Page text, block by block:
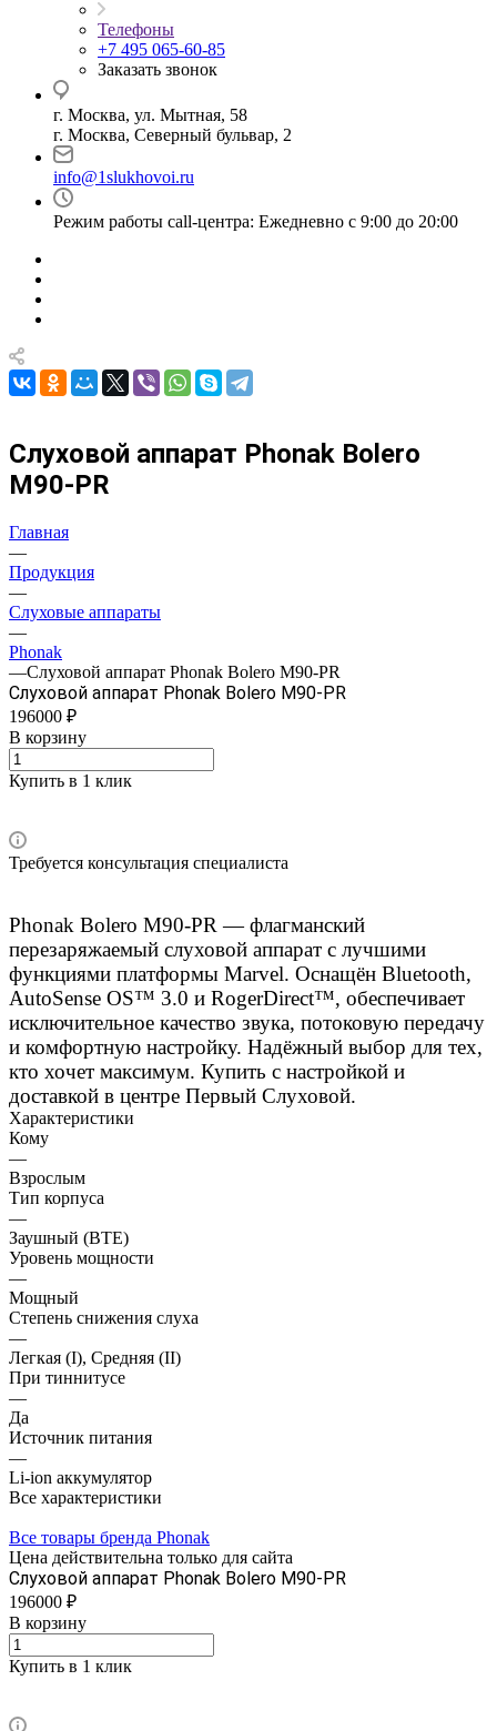
Телефоны
+7 495 065-60-85
Заказать звонок
г. Москва, ул. Мытная, 58
г. Москва, Северный бульвар, 2
info@1slukhovoi.ru
Режим работы call-центра: Ежедневно с 9:00 до 20:00
Слуховой аппарат Phonak Bolero
M90-PR
Главная
—
Продукция
—
Слуховые аппараты
—
Phonak
—Слуховой аппарат Phonak Bolero M90-PR
Слуховой аппарат Phonak Bolero M90-PR
196000 ₽
В корзину
Купить в 1 клик
Требуется консультация специалиста
Phonak Bolero M90-PR — флагманский
перезаряжаемый слуховой аппарат с лучшими
функциями платформы Marvel. Оснащён Bluetooth,
AutoSense OS™ 3.0 и RogerDirect™, обеспечивает
исключительное качество звука, потоковую передачу
и комфортную настройку. Надёжный выбор для тех,
кто хочет максимум. Купить с настройкой и
доставкой в центре Первый Слуховой.
Характеристики
Кому
—
Взрослым
Тип корпуса
—
Заушный (BTE)
Уровень мощности
—
Мощный
Степень снижения слуха
—
Легкая (I), Средняя (II)
При тиннитусе
—
Да
Источник питания
—
Li-ion аккумулятор
Все характеристики
Все товары бренда Phonak
Цена действительна только для сайта
Слуховой аппарат Phonak Bolero M90-PR
196000 ₽
В корзину
Купить в 1 клик